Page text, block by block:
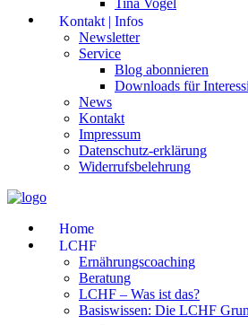
Tina Vogel
Kontakt | Infos
Newsletter
Service
Blog abonnieren
Downloads für
News
Kontakt
Impressum
Datenschutz-erklärung
Widerrufsbelehrung
Home
LCHF
Ernährungscoaching
Beratung
LCHF – Was ist das?
Basiswissen: Die LCHF